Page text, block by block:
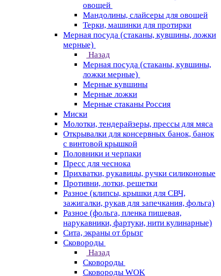
овощей
Мандолины, слайсеры для овощей
Терки, машинки для протирки
Мерная посуда (стаканы, кувшины, ложки
мерные)
Назад
Мерная посуда (стаканы, кувшины,
ложки мерные)
Мерные кувшины
Мерные ложки
Мерные стаканы Россия
Миски
Молотки, тендерайзеры, прессы для мяса
Открывалки для консервных банок, банок
с винтовой крышкой
Половники и черпаки
Пресс для чеснока
Прихватки, рукавицы, ручки силиконовые
Противни, лотки, решетки
Разное (клипсы, крышки для СВЧ,
зажигалки, рукав для запечкания, фольга)
Разное (фольга, пленка пищевая,
нарукавники, фартуки, нити кулинарные)
Сита, экраны от брызг
Сковороды
Назад
Сковороды
Сковороды WOK